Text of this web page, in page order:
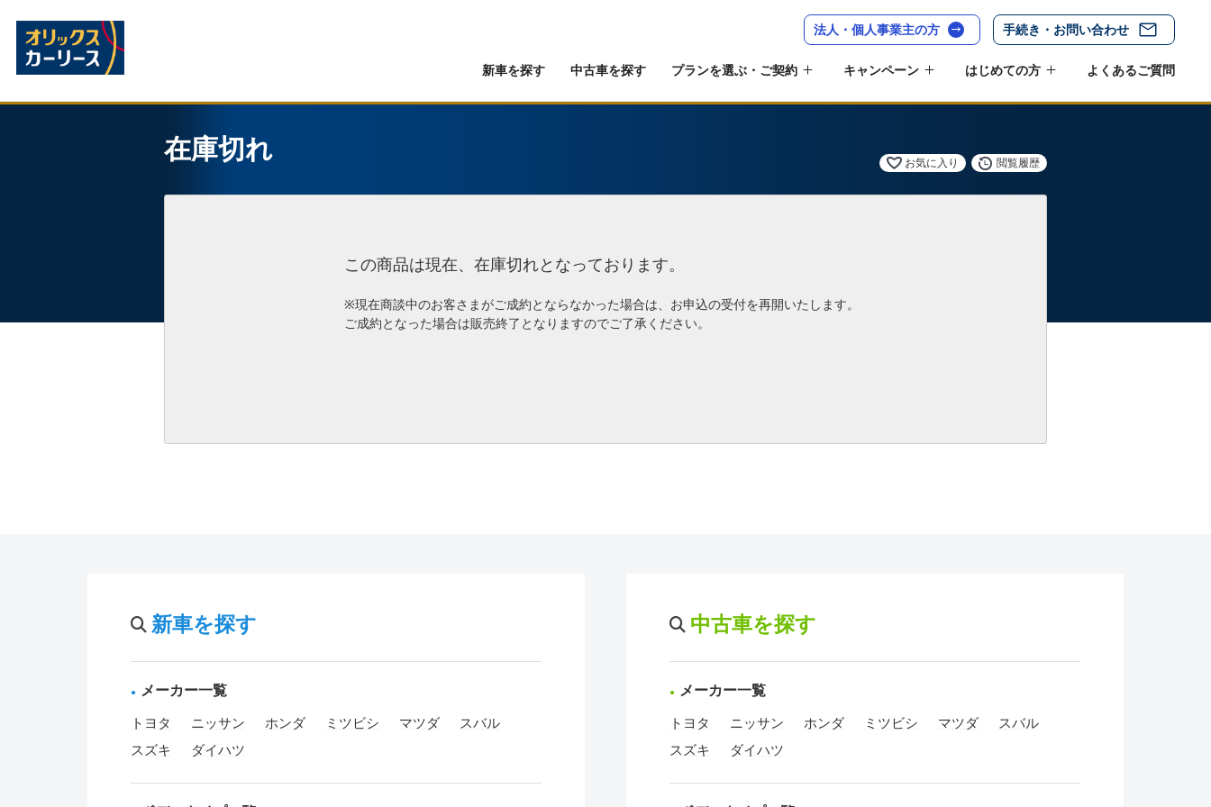
法人・個人事業主の方 手続き・お問い合わせ
新車を探す 中古車を探す プランを選ぶ・ご契約 キャンペーン はじめての方 よくあるご質問
在庫切れ お気に入り 閲覧履歴
この商品は現在、在庫切れとなっております。
※現在商談中のお客さまがご成約とならなかった場合は、お申込の受付を再開いたします。
ご成約となった場合は販売終了となりますのでご了承ください。
新車を探す
メーカー一覧
トヨタ ニッサン ホンダ ミツビシ マツダ
スバル
スズキ
ダイハツ
中古車を探す
メーカー一覧
トヨタ ニッサン ホンダ ミツビシ マツダ
スバル
スズキ
ダイハツ